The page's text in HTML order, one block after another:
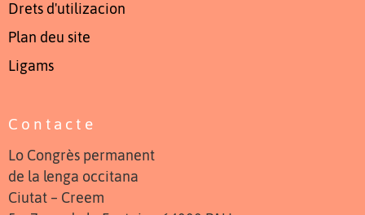
Drets d'utilizacion
Plan deu site
Ligams
Contacte
Lo Congrès permanent
de la lenga occitana
Ciutat – Creem